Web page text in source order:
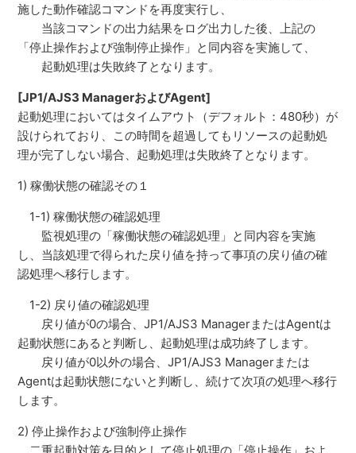
施した動作確認コマンドを再度実行し、
当該コマンドの出力結果をログ出力した後、上記の
「停止操作および強制停止操作」と同内容を実施して、
起動処理は失敗終了となります。
[JP1/AJS3 ManagerおよびAgent]
起動処理においてはタイムアウト（デフォルト：480秒）が
設けられており、この時間を超過してもリソースの起動処
理が完了しない場合、起動処理は失敗終了となります。
1) 稼働状態の確認その１
1-1) 稼働状態の確認処理
監視処理の「稼働状態の確認処理」と同内容を実施
し、当該処理で得られた戻り値を持って事項の戻り値の確
認処理へ移行します。
1-2) 戻り値の確認処理
戻り値が0の場合、JP1/AJS3 ManagerまたはAgentは
起動状態にあると判断し、起動処理は成功終了します。
戻り値が0以外の場合、JP1/AJS3 Managerまたは
Agentは起動状態にないと判断し、続けて次項の処理へ移行
します。
2) 停止操作および強制停止操作